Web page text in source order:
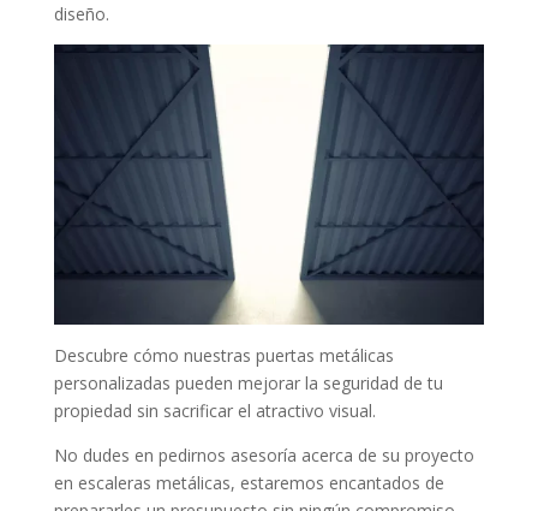
diseño.
Descubre cómo nuestras puertas metálicas
personalizadas pueden mejorar la seguridad de tu
propiedad sin sacrificar el atractivo visual.
No dudes en pedirnos asesoría acerca de su proyecto
en escaleras metálicas, estaremos encantados de